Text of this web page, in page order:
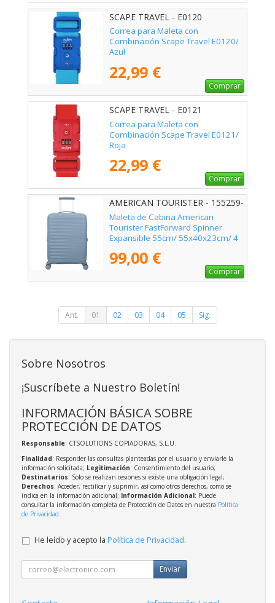
SCAPE TRAVEL - E0120
Correa para Maleta con
Combinación Scape Travel E0120/
Azul
22,99 €
Comprar
SCAPE TRAVEL - E0121
Correa para Maleta con
Combinación Scape Travel E0121/
Roja
22,99 €
Comprar
AMERICAN TOURISTER - 155259-
1827
Maleta de Cabina American
Tourister FastForward Spinner
Expansible 55cm/ 55x40x23cm/ 4
99,00 €
Comprar
Ant. 01 02 03 04 05 Sig.
Sobre Nosotros
¡Suscríbete a Nuestro Boletín!
INFORMACIÓN BÁSICA SOBRE
PROTECCIÓN DE DATOS
Responsable: CTSOLUTIONS COPIADORAS, S.L.U.
Finalidad: Responder las consultas planteadas por el usuario y enviarle la
información solicitada; Legitimación: Consentimiento del usuario;
Destinatarios: Solo se realizan cesiones si existe una obligación legal;
Derechos: Acceder, rectificar y suprimir, así como otros derechos, como se
indica en la información adicional; Información Adicional: Puede
consultar la información completa de Protección de Datos en nuestra Política
de Privacidad.
He leído y acepto la Política de Privacidad.
Enviar